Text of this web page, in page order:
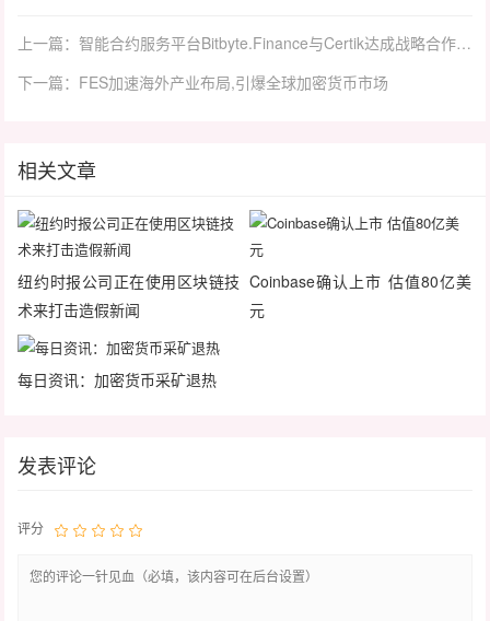
上一篇：智能合约服务平台Bitbyte.Finance与Certik达成战略合作，并已通过安全审计
下一篇：FES加速海外产业布局,引爆全球加密货币市场
相关文章
纽约时报公司正在使用区块链技
术来打击造假新闻
Coinbase确认上市 估值80亿美
元
每日资讯：加密货币采矿退热
发表评论
评分